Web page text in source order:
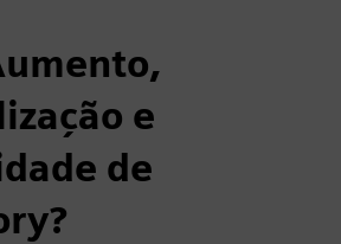
e
de